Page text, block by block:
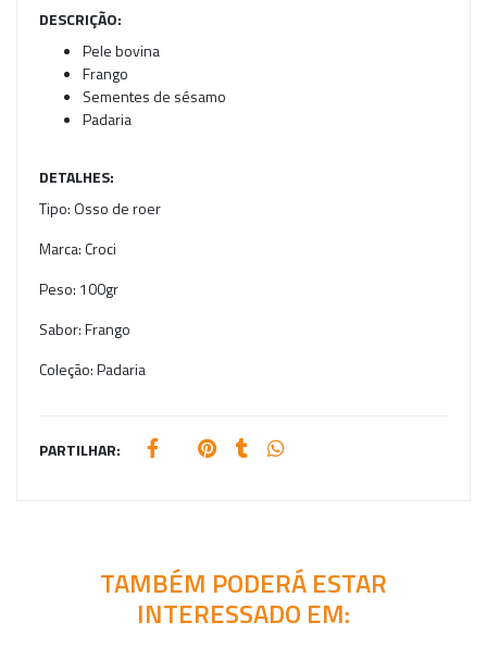
DESCRIÇÃO:
Pele bovina
Frango
Sementes de sésamo
Padaria
DETALHES:
Tipo: Osso de roer
Marca:Croci
Peso: 100gr
Sabor:Frango
Coleção:Padaria
PARTILHAR:
TAMBÉM PODERÁ ESTAR
INTERESSADO EM: